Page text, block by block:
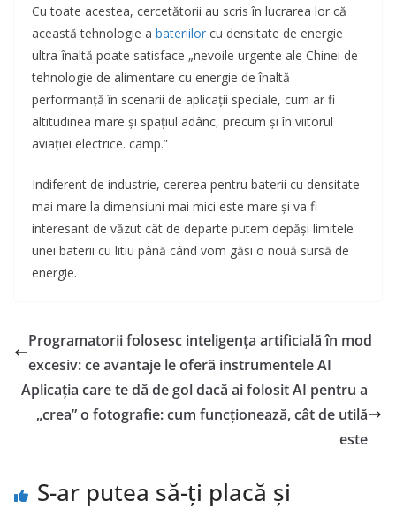
Cu toate acestea, cercetătorii au scris în lucrarea lor că
această tehnologie a bateriilor cu densitate de energie
ultra-înaltă poate satisface „nevoile urgente ale Chinei de
tehnologie de alimentare cu energie de înaltă
performanță în scenarii de aplicații speciale, cum ar fi
altitudinea mare și spațiul adânc, precum și în viitorul
aviației electrice. camp.”
Indiferent de industrie, cererea pentru baterii cu densitate
mai mare la dimensiuni mai mici este mare și va fi
interesant de văzut cât de departe putem depăși limitele
unei baterii cu litiu până când vom găsi o nouă sursă de
energie.
Programatorii folosesc inteligența artificială în mod
excesiv: ce avantaje le oferă instrumentele AI
Aplicația care te dă de gol dacă ai folosit AI pentru a
„crea” o fotografie: cum funcționează, cât de utilă
este
S-ar putea să-ți placă și